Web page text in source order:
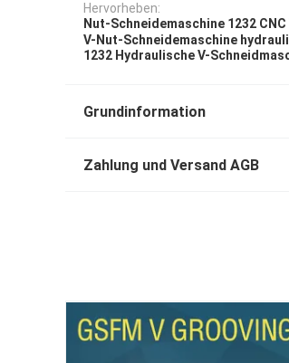
Hervorheben:
Nut-Schneidemaschine 1232 CNC
V-Nut-Schneidemaschine
1232 Hydraulische V-
Grundinformation
Zahlung und Versand AGB